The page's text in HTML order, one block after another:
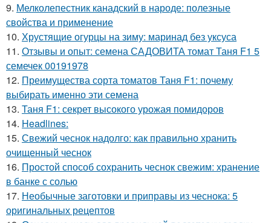
9. Мелколепестник канадский в народе: полезные
свойства и применение
10. Хрустящие огурцы на зиму: маринад без уксуса
11. Отзывы и опыт: семена САДОВИТА томат Таня F1 5
семечек 00191978
12. Преимущества сорта томатов Таня F1: почему
выбирать именно эти семена
13. Таня F1: секрет высокого урожая помидоров
14. Headlines:
15. Свежий чеснок надолго: как правильно хранить
очищенный чеснок
16. Простой способ сохранить чеснок свежим: хранение
в банке с солью
17. Необычные заготовки и приправы из чеснока: 5
оригинальных рецептов